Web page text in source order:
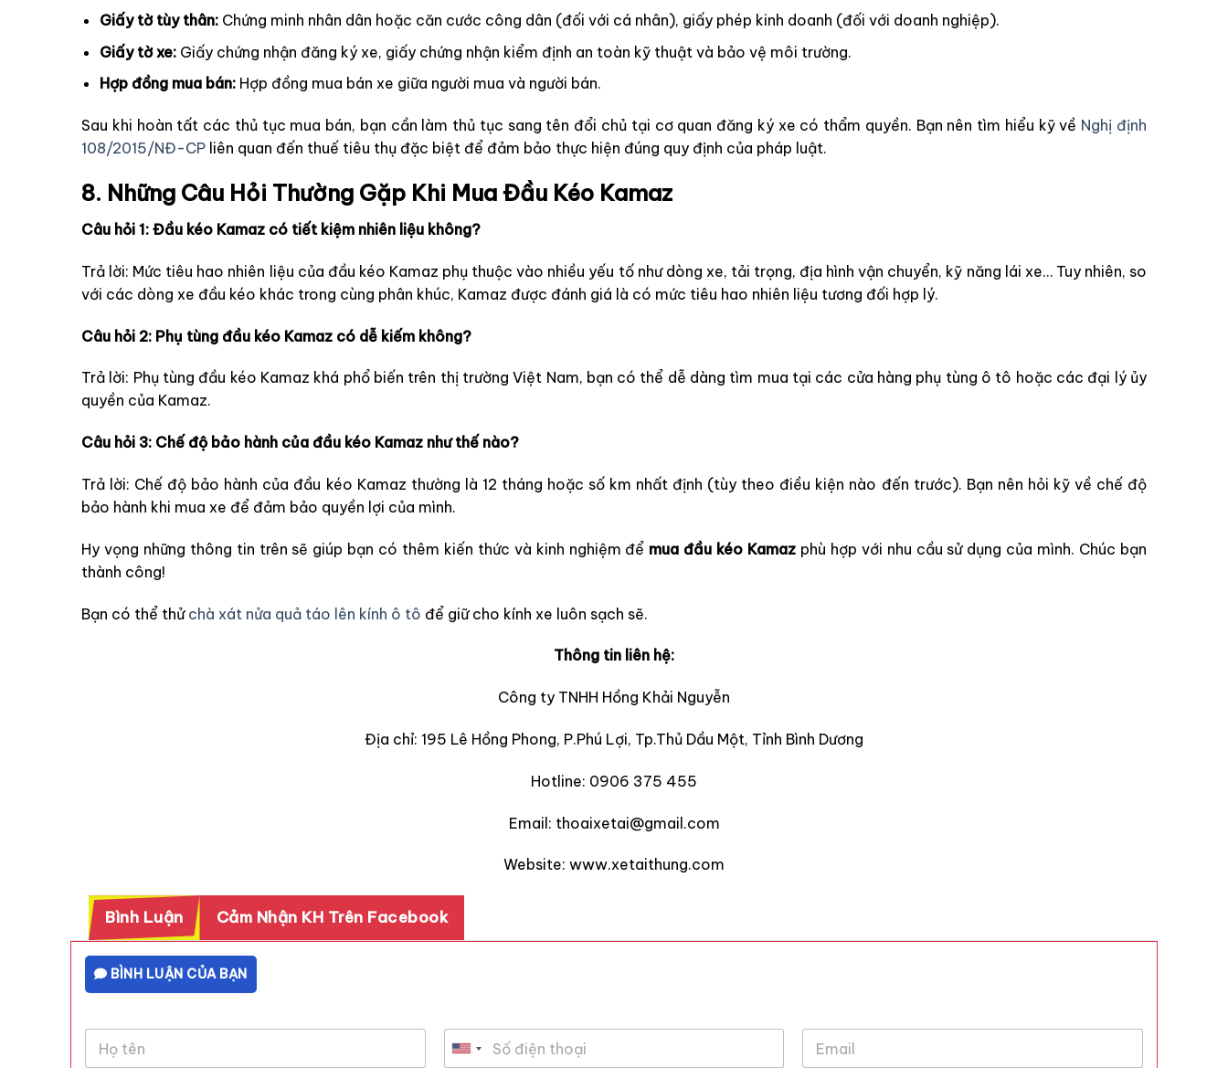
Giấy tờ tùy thân: Chứng minh nhân dân hoặc căn cước công dân (đối với cá nhân), giấy phép kinh doanh (đối với doanh nghiệp).
Giấy tờ xe: Giấy chứng nhận đăng ký xe, giấy chứng nhận kiểm định an toàn kỹ thuật và bảo vệ môi trường.
Hợp đồng mua bán: Hợp đồng mua bán xe giữa người mua và người bán.
Sau khi hoàn tất các thủ tục mua bán, bạn cần làm thủ tục sang tên đổi chủ tại cơ quan đăng ký xe có thẩm quyền. Bạn nên tìm hiểu kỹ về Nghị định
108/2015/NĐ-CP liên quan đến thuế tiêu thụ đặc biệt để đảm bảo thực hiện đúng quy định của pháp luật.
8. Những Câu Hỏi Thường Gặp Khi Mua Đầu Kéo Kamaz
Câu hỏi 1: Đầu kéo Kamaz có tiết kiệm nhiên liệu không?
Trả lời: Mức tiêu hao nhiên liệu của đầu kéo Kamaz phụ thuộc vào nhiều yếu tố như dòng xe, tải trọng, địa hình vận chuyển, kỹ năng lái xe… Tuy nhiên, so
với các dòng xe đầu kéo khác trong cùng phân khúc, Kamaz được đánh giá là có mức tiêu hao nhiên liệu tương đối hợp lý.
Câu hỏi 2: Phụ tùng đầu kéo Kamaz có dễ kiếm không?
Trả lời: Phụ tùng đầu kéo Kamaz khá phổ biến trên thị trường Việt Nam, bạn có thể dễ dàng tìm mua tại các cửa hàng phụ tùng ô tô hoặc các đại lý ủy
quyền của Kamaz.
Câu hỏi 3: Chế độ bảo hành của đầu kéo Kamaz như thế nào?
Trả lời: Chế độ bảo hành của đầu kéo Kamaz thường là 12 tháng hoặc số km nhất định (tùy theo điều kiện nào đến trước). Bạn nên hỏi kỹ về chế độ
bảo hành khi mua xe để đảm bảo quyền lợi của mình.
Hy vọng những thông tin trên sẽ giúp bạn có thêm kiến thức và kinh nghiệm để mua đầu kéo Kamaz phù hợp với nhu cầu sử dụng của mình. Chúc bạn
thành công!
Bạn có thể thử chà xát nửa quả táo lên kính ô tô để giữ cho kính xe luôn sạch sẽ.
Thông tin liên hệ:
Công ty TNHH Hồng Khải Nguyễn
Địa chỉ: 195 Lê Hồng Phong, P.Phú Lợi, Tp.Thủ Dầu Một, Tỉnh Bình Dương
Hotline: 0906 375 455
Email: thoaixetai@gmail.com
Website: www.xetaithung.com
Bình Luận Cảm Nhận KH Trên Facebook
BÌNH LUẬN CỦA BẠN